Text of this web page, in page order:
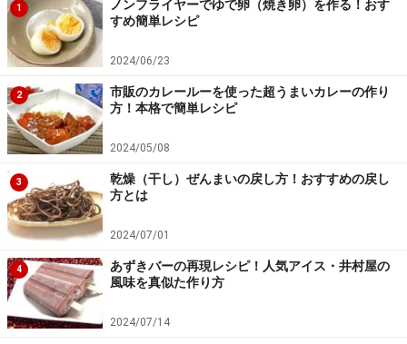
楽天市場で人気レシピの書籍をチェック！
1
ノンフライヤーでゆで卵（焼き卵）を作る！おす
すめ簡単レシピ
2024/06/23
2
市販のカレールーを使った超うまいカレーの作り
方！本格で簡単レシピ
2024/05/08
3
乾燥（干し）ぜんまいの戻し方！おすすめの戻し
方とは
2024/07/01
4
あずきバーの再現レシピ！人気アイス・井村屋の
風味を真似た作り方
2024/07/14